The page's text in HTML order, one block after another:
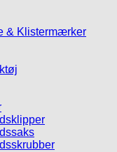
& Klistermærker